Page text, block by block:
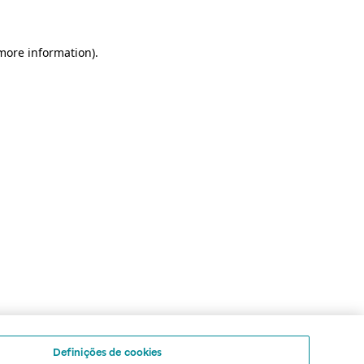
information).
Definições de cookies